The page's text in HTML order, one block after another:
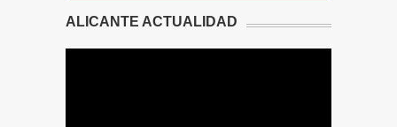
ALICANTE ACTUALIDAD